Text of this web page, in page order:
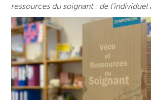
ressources du soignant : de